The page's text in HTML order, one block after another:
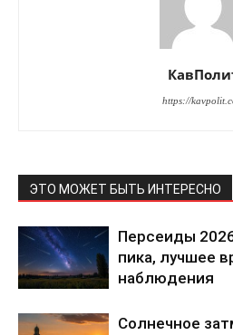
https://
ЭТО МОЖЕТ БЫТЬ ИНТЕРЕСНО
Персеиды
пика, лучшее
наблюдения
Солнечное